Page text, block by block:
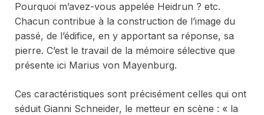
Pourquoi m’avez-vous appelée Heidrun ? etc.
Chacun contribue à la construction de l’image du
passé, de l’édifice, en y apportant sa réponse, sa
pierre. C’est le travail de la mémoire sélective que
présente ici Marius von Mayenburg.
Ces caractéristiques sont précisément celles qui ont
séduit Gianni Schneider, le metteur en scène : « la